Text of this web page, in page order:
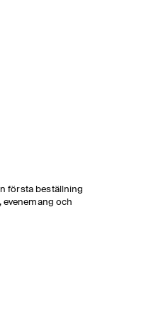
första beställning
och